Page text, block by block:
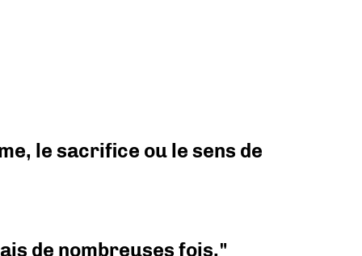
le sacrifice ou le sens de
de nombreuses fois."